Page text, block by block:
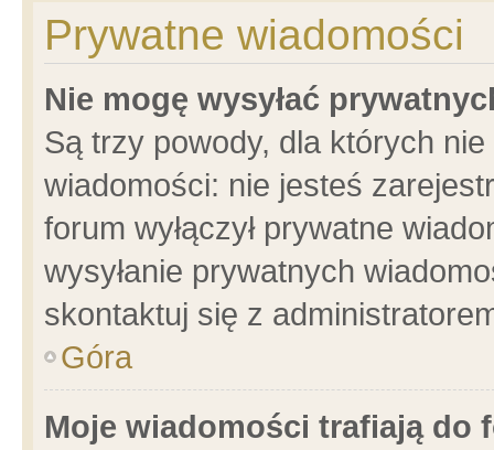
Prywatne wiadomości
Nie mogę wysyłać
Są trzy powody, dla których
wiadomości: nie jesteś
forum wyłączył prywatne
wysyłanie prywatnych
skontaktuj się z
Góra
Moje wiadomości trafiają do